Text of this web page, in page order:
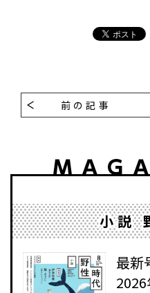
前の記事
小説
最新